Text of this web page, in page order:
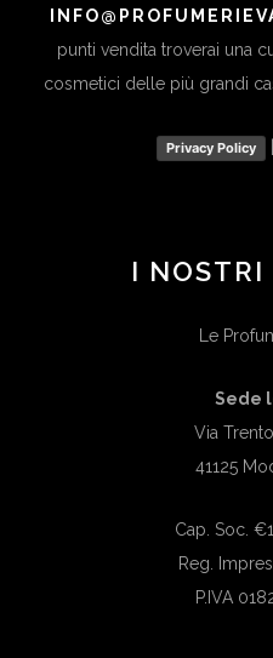
punti vendita troverai una
cosmetici delle più grandi
Privacy Policy
I NOSTRI
Le
Sede
Via
41125
Cap. Soc.
Reg.
P.IVA